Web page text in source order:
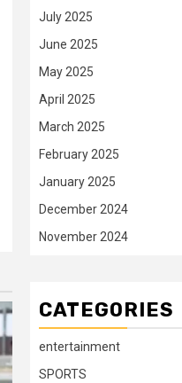
July 2025
June 2025
May 2025
April 2025
March 2025
February 2025
January 2025
December 2024
November 2024
CATEGORIES
entertainment
SPORTS